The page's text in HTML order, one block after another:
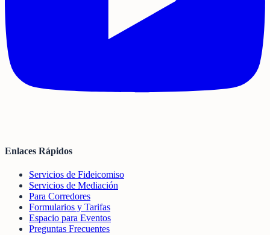
Enlaces Rápidos
Servicios de Fideicomiso
Servicios de Mediación
Para Corredores
Formularios y Tarifas
Espacio para Eventos
Preguntas Frecuentes